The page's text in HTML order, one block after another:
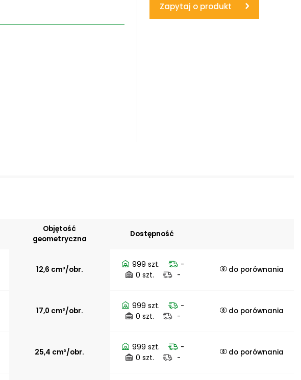
www.powerhydraulics.eu
Zapytaj o produkt
Objętość
geometryczna
Dostępność
12,6 cm³/obr.
999 szt.
-
0 szt.
-
do porównania
17,0 cm³/obr.
999 szt.
-
0 szt.
-
do porównania
25,4 cm³/obr.
999 szt.
-
0 szt.
-
do porównania